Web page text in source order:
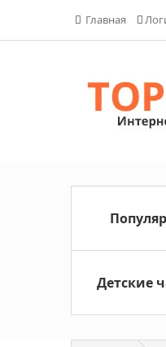
Главная
Детские